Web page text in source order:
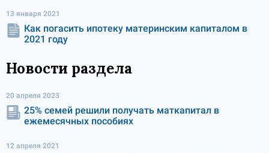
13 января 2021
Как погасить ипотеку материнским капиталом в
2021 году
Новости раздела
20 апреля 2023
25% семей решили получать маткапитал в
ежемесячных пособиях
12 апреля 2021